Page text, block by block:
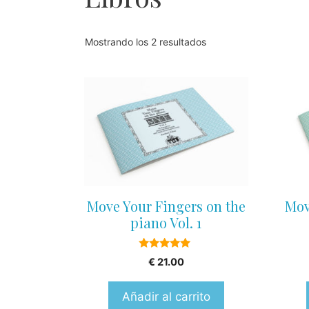
Mostrando los 2 resultados
Move Your Fingers on the
piano Vol. 1
5.00
out of 5
€ 21.00
Añadir al carrito